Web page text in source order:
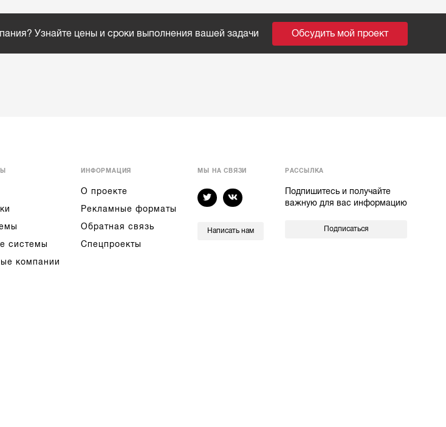
Узнайте цены и сроки выполнения вашей задачи Обсудить мой проект
системы
компании
ИНФОРМАЦИЯ
О проекте
Рекламные форматы
Обратная связь
Спецпроекты
МЫ НА СВЯЗИ
Написать нам
РАССЫЛКА
Подпишитесь и получайте
важную для вас информацию
Подписаться